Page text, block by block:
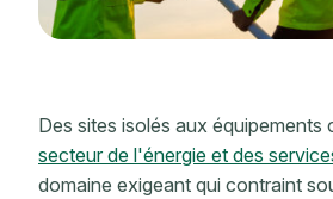
Des sites isolés aux équipements
secteur de l'énergie et des
domaine exigeant qui contraint